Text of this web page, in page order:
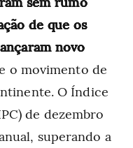
de que os
novo
o movimento de
O Índice
de dezembro
superando a